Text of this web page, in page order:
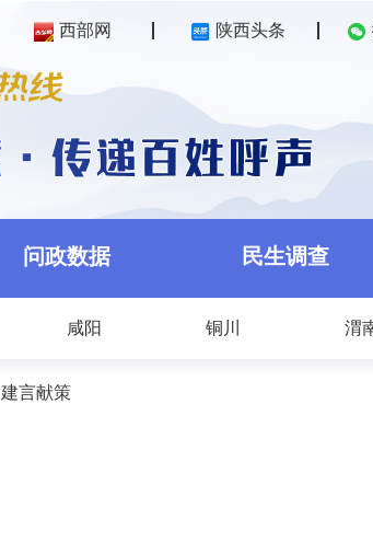
西部网 陕西头条
问政数据 民生调查
咸阳 铜川 渭
建言献策